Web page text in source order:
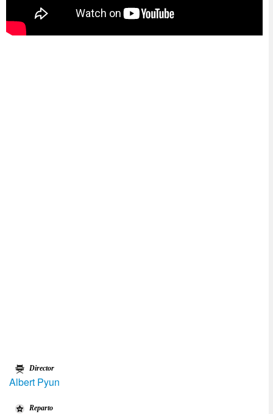
Director
Albert Pyun
Reparto